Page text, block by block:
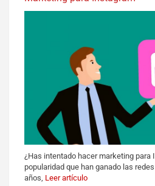
¿Has intentado hacer marketing para
popularidad que han ganado las
años, Leer artículo